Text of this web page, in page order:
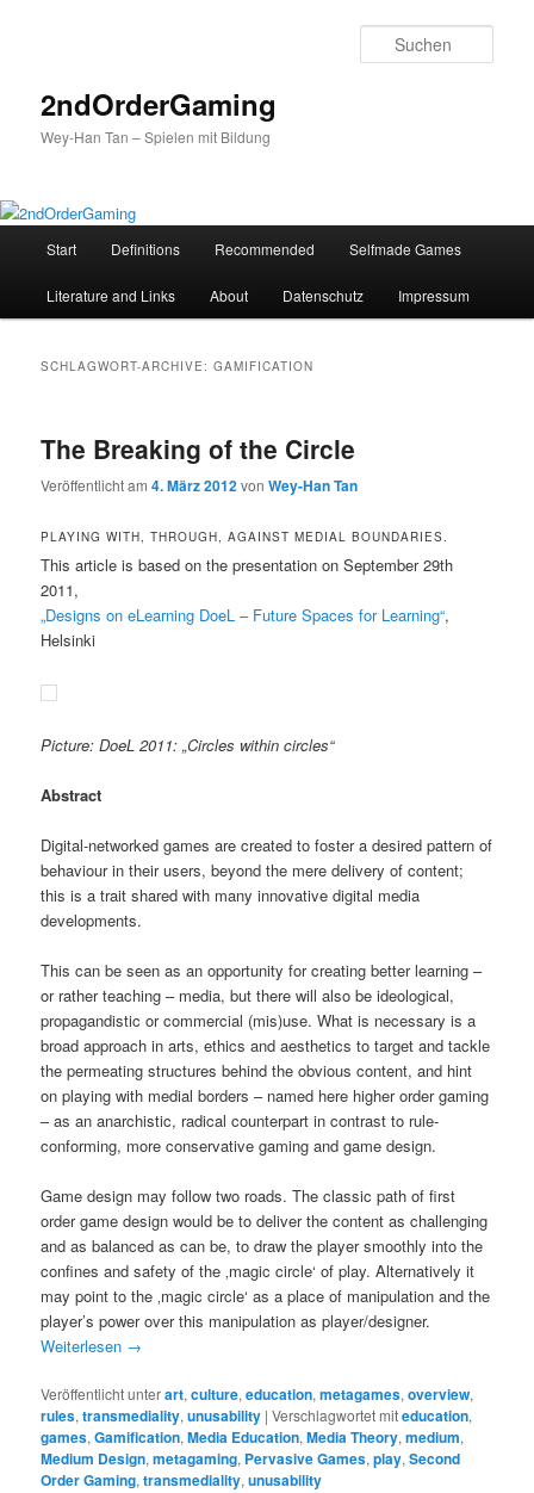
2ndOrderGaming
Wey-Han Tan – Spielen mit Bildung
Zum
Inhalt
Zum
sekundären
Start Definitions Recommended Selfmade Games
Literature and Links About Datenschutz Impressum
SCHLAGWORT-ARCHIVE:GAMIFICATION
The Breaking of the Circle
Veröffentlicht am4. März 2012vonWey-Han Tan
PLAYING WITH, THROUGH, AGAINST MEDIAL BOUNDARIES.
This article is based on the presentation on September 29th
2011,
„Designs on eLearning DoeL – Future Spaces for Learning“,
Helsinki
Picture: DoeL 2011: „Circles within circles“
Abstract
Digital-networked games are created to foster a desired pattern of
behaviour in their users, beyond the mere delivery of content;
this is a trait shared with many innovative digital media
developments.
This can be seen as an opportunity for creating better learning –
or rather teaching – media, but there will also be ideological,
propagandistic or commercial (mis)use. What is necessary is a
broad approach in arts, ethics and aesthetics to target and tackle
the permeating structures behind the obvious content, and hint
on playing with medial borders – named here higher order gaming
– as an anarchistic, radical counterpart in contrast to rule-
conforming, more conservative gaming and game design.
Game design may follow two roads. The classic path of first
order game design would be to deliver the content as challenging
and as balanced as can be, to draw the player smoothly into the
confines and safety of the ‚magic circle‘ of play. Alternatively it
may point to the ‚magic circle‘ as a place of manipulation and the
player’s power over this manipulation as player/designer.
Weiterlesen →
Veröffentlicht unterart,culture,education,metagames,overview,
rules,transmediality,unusability |Verschlagwortet miteducation,
games,Gamification,Media Education,Media Theory,medium,
Medium Design,metagaming, Pervasive Games,play,Second
Order Gaming,transmediality,unusability